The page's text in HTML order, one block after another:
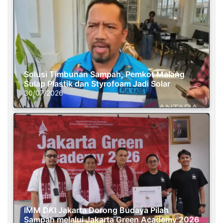
Solusi Timbunan Sampah, Pemkot Malang
Sulap Plastik dan Styrofoam Jadi Solar
30/07/2026
IMM DKI Jakarta Dorong Budaya Pilah
Sampah melalui Jakarta Green Academy 2026